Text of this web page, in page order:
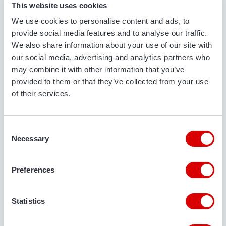
This website uses cookies
We use cookies to personalise content and ads, to
provide social media features and to analyse our traffic.
We also share information about your use of our site with
our social media, advertising and analytics partners who
may combine it with other information that you’ve
provided to them or that they’ve collected from your use
of their services.
Selection
Necessary
Preferences
Statistics
НОМЕР ТЕЛЕФОНУ
АДРЕСА ЕЛЕКТРОННОЇ ПОШТИ
МІСЦЕ ДОСТАВКИ